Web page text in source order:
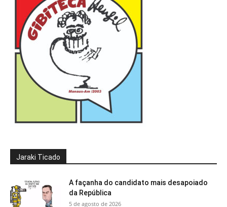
Jaraki Ticado
A façanha do candidato mais desapoiado
da República
5 de agosto de 2026